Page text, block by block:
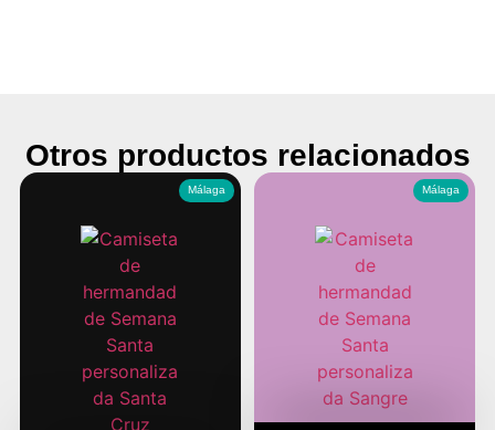
Otros productos relacionados
Málaga Málaga